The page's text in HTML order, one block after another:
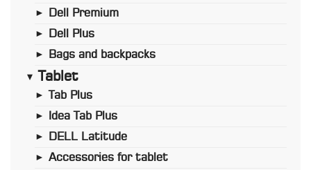
► Dell Premium
► Dell Plus
► Bags and backpacks
► Tablet
► Tab Plus
► Idea Tab Plus
► DELL Latitude
► Accessories for tablet